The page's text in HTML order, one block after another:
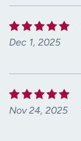
Dec 1, 2025
Nov 24, 2025